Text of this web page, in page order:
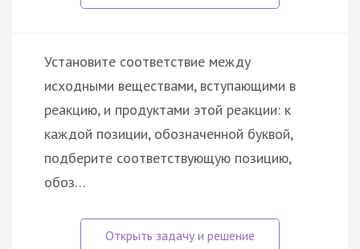
Установите соответствие между
исходными веществами, вступающими в
реакцию, и продуктами этой реакции: к
каждой позиции, обозначенной буквой,
подберите соответствующую позицию,
обоз…